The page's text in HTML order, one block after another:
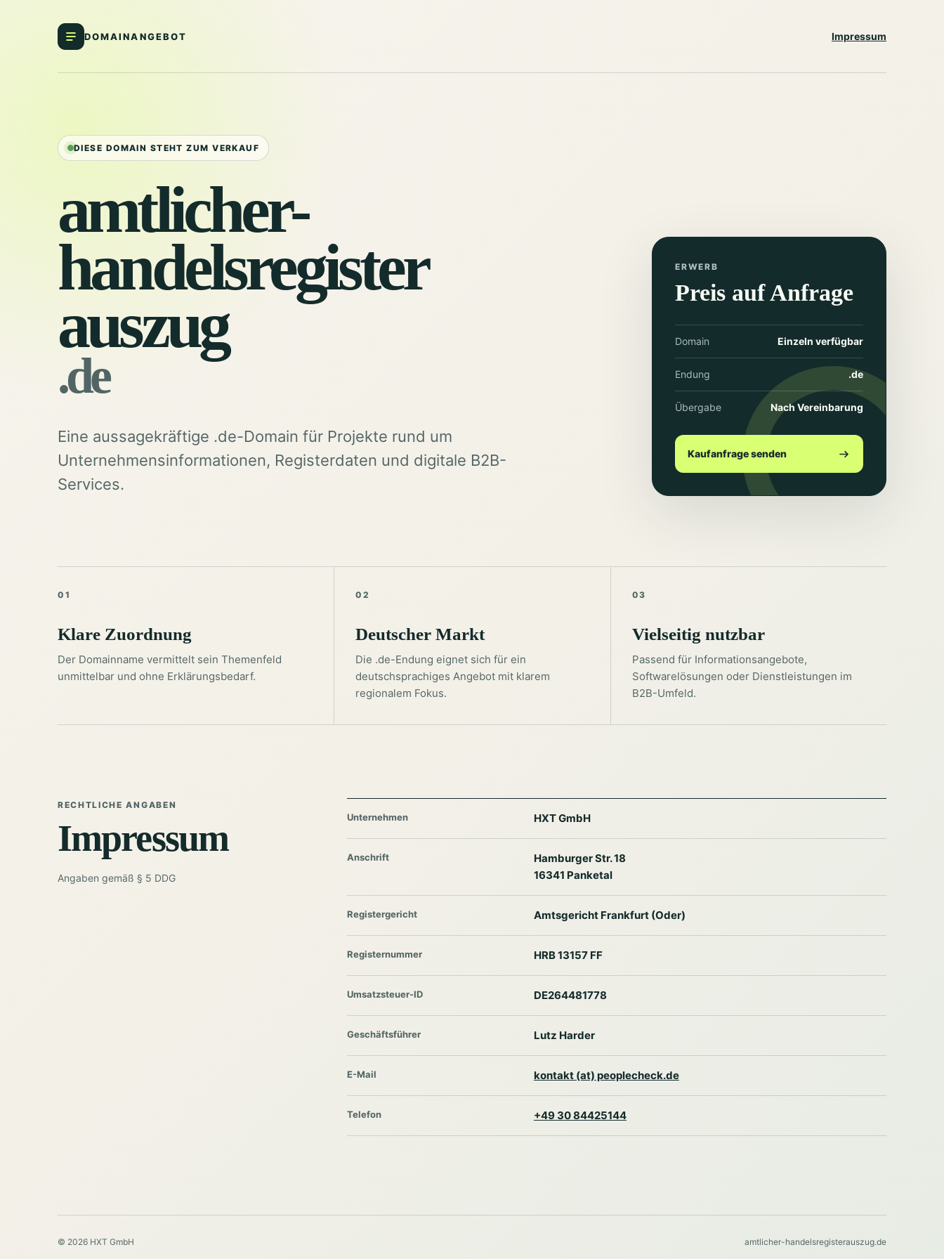
DOMAINANGEBOT Impressum
DIESE DOMAIN STEHT ZUM VERKAUF
amtlicher-
handelsregister
auszug
.de
Eine aussagekräftige .de-Domain für Projekte rund um
Unternehmensinformationen, Registerdaten und digitale B2B-
Services.
ERWERB
Preis auf Anfrage
Domain Einzeln verfügbar
Endung .de
Übergabe Nach Vereinbarung
Kaufanfrage senden
01
Klare Zuordnung
Der Domainname vermittelt sein Themenfeld
unmittelbar und ohne Erklärungsbedarf.
02
Deutscher Markt
Die .de-Endung eignet sich für ein
deutschsprachiges Angebot mit klarem
regionalem Fokus.
03
Vielseitig nutzbar
Passend für Informationsangebote,
Softwarelösungen oder Dienstleistungen im
B2B-Umfeld.
RECHTLICHE ANGABEN
Impressum
Angaben gemäß § 5 DDG
Unternehmen HXT GmbH
Anschrift
Hamburger Str. 18
16341 Panketal
Registergericht Amtsgericht Frankfurt (Oder)
Registernummer HRB 13157 FF
Umsatzsteuer-ID DE264481778
Geschäftsführer Lutz Harder
E-Mail kontakt (at) peoplecheck.de
Telefon +49 30 84425144
© 2026 HXT GmbH amtlicher-handelsregisterauszug.de